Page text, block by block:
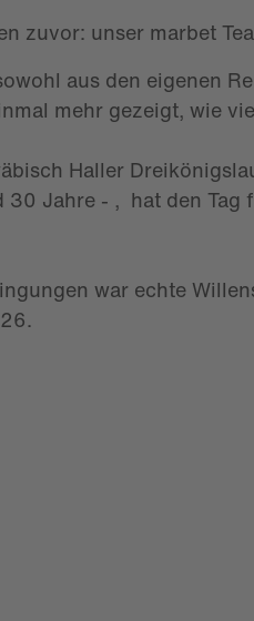
zuvor: unser marbet
aus den eigenen
mehr gezeigt, wie
Haller
Jahre - , hat den Tag
war echte